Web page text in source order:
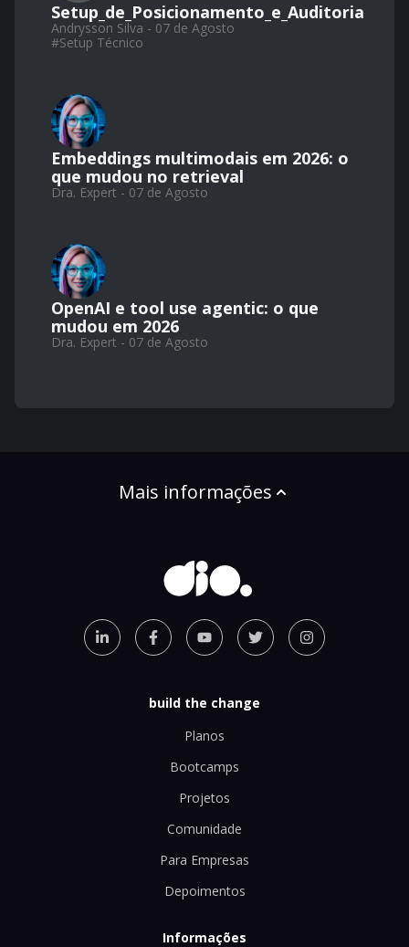
Setup_de_Posicionamento_e_Auditoria
Andrysson Silva - 07 de Agosto
#Setup Técnico
Embeddings multimodais em 2026: o
que mudou no retrieval
Dra. Expert - 07 de Agosto
OpenAI e tool use agentic: o que
mudou em 2026
Dra. Expert - 07 de Agosto
Mais informações
build the change
Planos
Bootcamps
Projetos
Comunidade
Para Empresas
Depoimentos
Informações